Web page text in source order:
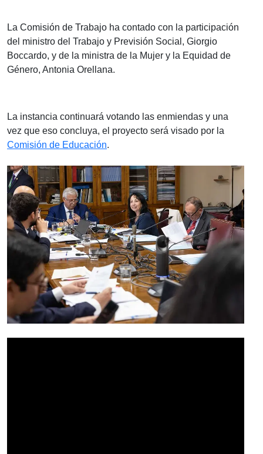
La Comisión de Trabajo ha contado con la participación
del ministro del Trabajo y Previsión Social, Giorgio
Boccardo, y de la ministra de la Mujer y la Equidad de
Género, Antonia Orellana.
La instancia continuará votando las enmiendas y una
vez que eso concluya, el proyecto será visado por la
Comisión de Educación.